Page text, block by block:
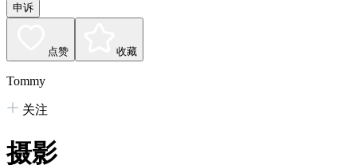
申诉
点赞 收藏
Tommy
关注
摄影